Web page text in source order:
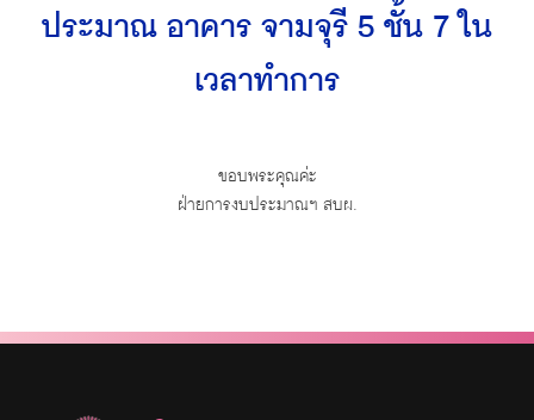
ประมาณ อาคาร จามจุรี 5 ชั้น 7 ใน
เวลาทำการ
ขอบพระคุณค่ะ
ฝ่ายการงบประมาณฯ สบผ.